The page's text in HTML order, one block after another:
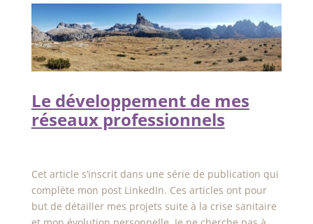
Le développement de mes
réseaux professionnels
Cet article s’inscrit dans une série de publication qui
complète mon post LinkedIn. Ces articles ont pour
but de détailler mes projets suite à la crise sanitaire